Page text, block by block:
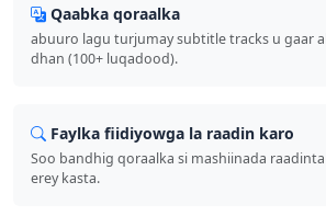
Qaabka qoraalka
abuuro lagu turjumay subtitle tracks u gaar
dhan (100+ luqadood).
Faylka fiidiyowga la raadin karo
Soo bandhig qoraalka si mashiinada
erey kasta.